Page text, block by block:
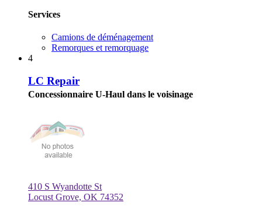
Services
Camions de déménagement
Remorques et remorquage
4
LC Repair
Concessionnaire U-Haul dans le voisinage
410 S Wyandotte St
Locust Grove, OK 74352